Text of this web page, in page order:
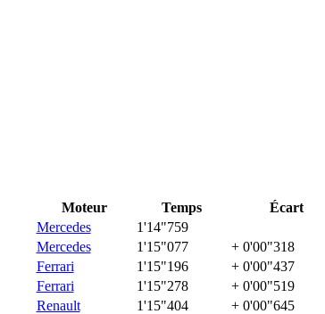
Moteur Temps Écart
Mercedes 1'14"759
Mercedes 1'15"077 + 0'00"318
Ferrari 1'15"196 + 0'00"437
Ferrari 1'15"278 + 0'00"519
Renault 1'15"404 + 0'00"645